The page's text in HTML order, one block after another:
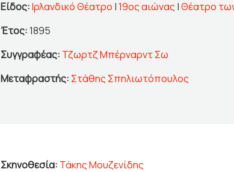
Είδος:Ιρλανδικό Θέατρο |19ος αιώνας |Θέατρο
Έτος:1895
Συγγραφέας: Τζωρτζ Μπέρναρντ Σω
Μεταφραστής: Στάθης Σπηλιωτόπουλος
Σκηνοθεσία: Τάκης Μουζενίδης